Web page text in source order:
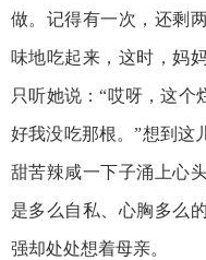
做。记得有一次，还剩
味地吃起来，这时，妈
只听她说：“哎呀，这个
好我没吃那根。”想到这
甜苦辣咸一下子涌上心
是多么自私、心胸多么
强却处处想着母亲。